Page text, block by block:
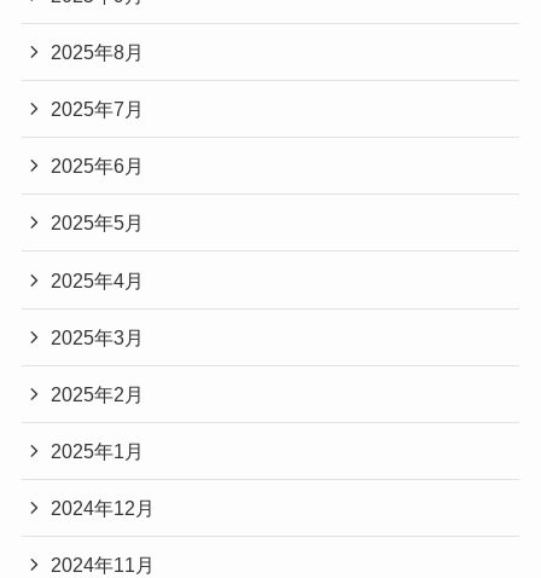
2025年8月
2025年7月
2025年6月
2025年5月
2025年4月
2025年3月
2025年2月
2025年1月
2024年12月
2024年11月